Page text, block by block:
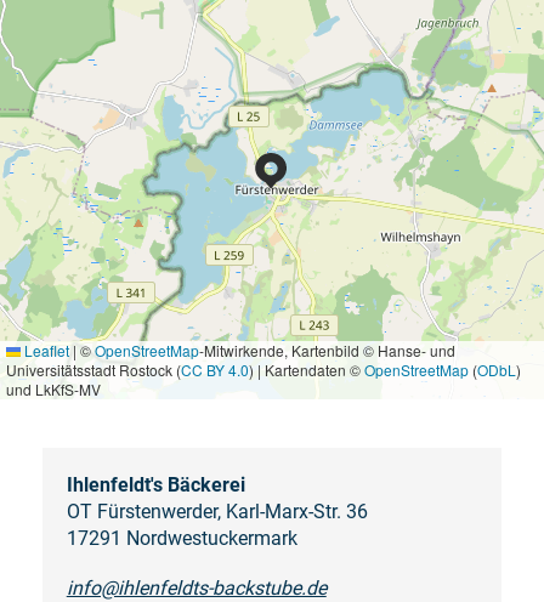
Leaflet | ©OpenStreetMap-Mitwirkende, Kartenbild © Hanse- und
Universitätsstadt Rostock (CC BY 4.0) | Kartendaten ©OpenStreetMap (ODbL )
und LkKfS-MV
Ihlenfeldt's Bäckerei
OT Fürstenwerder, Karl-Marx-Str. 36
17291 Nordwestuckermark
info@ihlenfeldts-backstube.de